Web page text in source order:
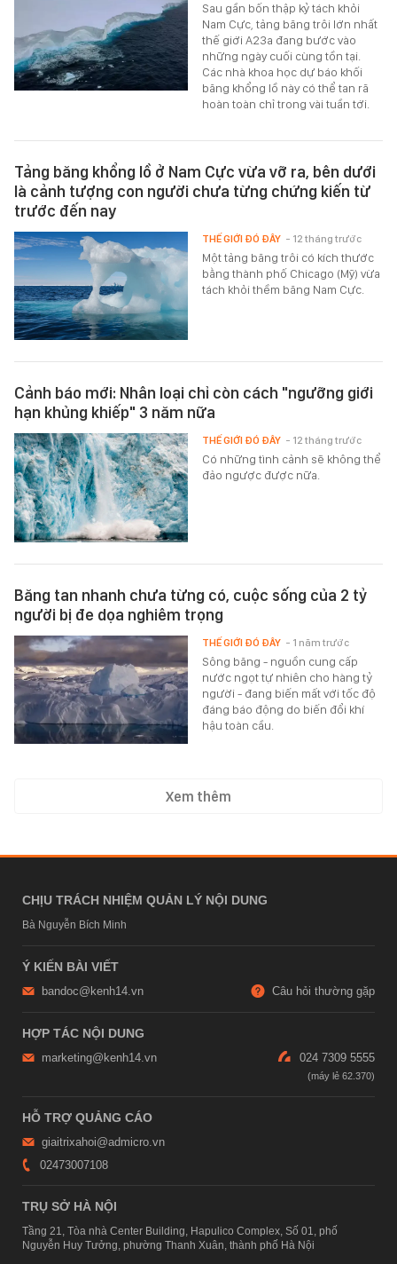
Sau gần bốn thập kỷ tách khỏi
Nam Cực, tảng băng trôi lớn nhất
thế giới A23a đang bước vào
những ngày cuối cùng tồn tại.
Các nhà khoa học dự báo khối
băng khổng lồ này có thể tan rã
hoàn toàn chỉ trong vài tuần tới.
Tảng băng khổng lồ ở Nam Cực vừa vỡ ra, bên dưới
là cảnh tượng con người chưa từng chứng kiến từ
trước đến nay
Một tảng băng trôi có kích thước
bằng thành phố Chicago (Mỹ) vừa
tách khỏi thềm băng Nam Cực.
THẾ GIỚI ĐÓ ĐÂY - 12 tháng trước
Cảnh báo mới: Nhân loại chỉ còn cách "ngưỡng giới
hạn khủng khiếp" 3 năm nữa
Có những tình cảnh sẽ không thể
đảo ngược được nữa.
THẾ GIỚI ĐÓ ĐÂY - 12 tháng trước
Băng tan nhanh chưa từng có, cuộc sống của 2 tỷ
người bị đe dọa nghiêm trọng
Sông băng - nguồn cung cấp
nước ngọt tự nhiên cho hàng tỷ
người - đang biến mất với tốc độ
đáng báo động do biến đổi khí
hậu toàn cầu.
THẾ GIỚI ĐÓ ĐÂY - 1 năm trước
Xem thêm
CHỊU TRÁCH NHIỆM QUẢN LÝ NỘI DUNG
Bà Nguyễn Bích Minh
Ý KIẾN BÀI VIẾT
bandoc@kenh14.vn Câu hỏi thường gặp
HỢP TÁC NỘI DUNG
marketing@kenh14.vn 024 7309 5555
HỖ TRỢ QUẢNG CÁO
giaitrixahoi@admicro.vn
02473007108
TRỤ SỞ HÀ NỘI
Tầng 21, Tòa nhà Center Building, Hapulico Complex, Số 01, phố
Nguyễn Huy Tưởng, phường Thanh Xuân, thành phố Hà Nội